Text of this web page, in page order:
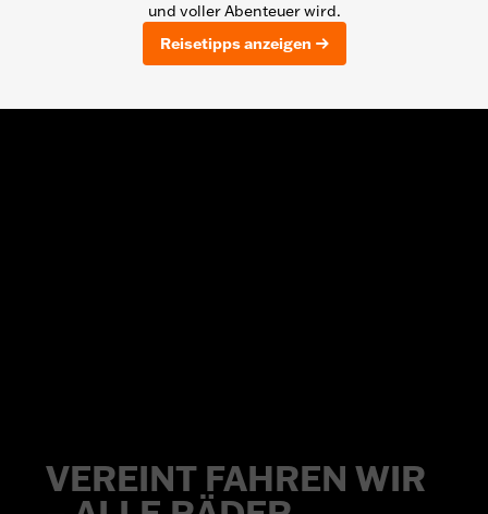
und voller Abenteuer wird.
Reisetipps anzeigen
VEREINT FAHREN WIR